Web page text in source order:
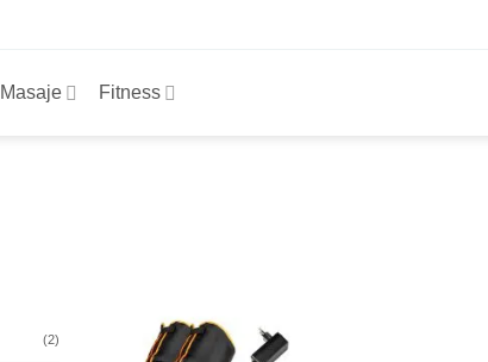
Masaje Fitness
(2)